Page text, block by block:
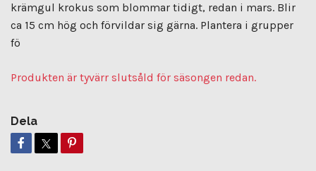
krämgul krokus som blommar tidigt, redan i mars. Blir
ca 15 cm hög och förvildar sig gärna. Plantera i grupper
fö
Produkten är tyvärr slutsåld för säsongen redan.
Dela